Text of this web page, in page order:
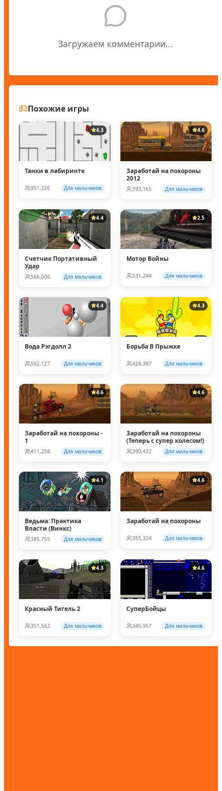
Загружаем комментарии...
Похожие игры
4.3
Танки в лабиринте
951,226 Для мальчиков
4.6
Заработай на похороны
2012
593,165 Для мальчиков
4.4
Счетчик Портативный
Удар
566,006 Для мальчиков
2.5
Мотор Войны
531,244 Для мальчиков
4.4
Вода Рэгдолл 2
502,127 Для мальчиков
4.3
Борьба В Прыжке
428,387 Для мальчиков
4.6
Заработай на похороны -
1
411,258 Для мальчиков
4.6
Заработай на похороны
(Теперь с супер колесом!)
390,432 Для мальчиков
4.1
Ведьма: Практика
Власти (Винкс)
385,755 Для мальчиков
4.6
Заработай на похороны
355,324 Для мальчиков
4.3
Красный Тигель 2
351,562 Для мальчиков
4.6
СуперБойцы
345,957 Для мальчиков